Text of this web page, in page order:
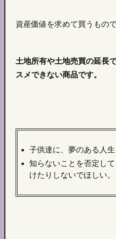
資産価値を求めて買うもの
土地所有や土地売買の延長
スメできない商品です。
子供達に、夢のある人生
知らないことを否定し
けたりしないでほしい。